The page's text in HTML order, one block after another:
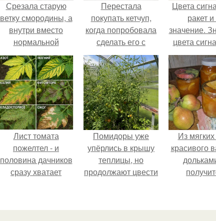
Срезала старую
ветку смородины, а
внутри вместо
нормальной
светлой
сердцевины
оказалась чёрная
пустота.
Перестала
покупать кетчуп,
когда попробовала
сделать его с
яблоками.
Цвета
ракет
значение.
цвета
патронов и
вдруг
Лист томата
пожелтел - и
половина дачников
сразу хватает
Помидоры уже
упёрлись в крышу
теплицы, но
продолжают цвести
Из
красивого